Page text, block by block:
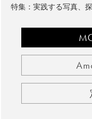
特集：実践する写真、